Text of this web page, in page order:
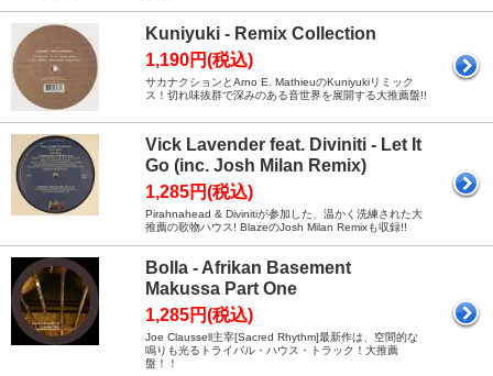
Kuniyuki - Remix Collection
1,190円(税込)
サカナクションとArno E. MathieuのKuniyukiリミック
ス！切れ味抜群で深みのある音世界を展開する大推薦盤!!
Vick Lavender feat. Diviniti - Let It
Go (inc. Josh Milan Remix)
1,285円(税込)
Pirahnahead & Divinitiが参加した、温かく洗練された大
推薦の歌物ハウス! BlazeのJosh Milan Remixも収録!!
Bolla - Afrikan Basement
Makussa Part One
1,285円(税込)
Joe Claussell主宰[Sacred Rhythm]最新作は、空間的な
鳴りも光るトライバル・ハウス・トラック！大推薦
盤！！